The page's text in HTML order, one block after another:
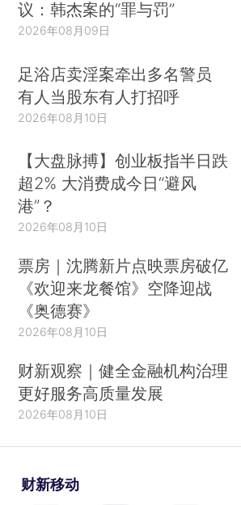
议：韩杰案的“罪与罚”
2026年08月09日
足浴店卖淫案牵出多名警员
有人当股东有人打招呼
2026年08月10日
【大盘脉搏】创业板指半日跌
超2% 大消费成今日“避风
港”？
2026年08月10日
票房｜沈腾新片点映票房破亿
《欢迎来龙餐馆》空降迎战
《奥德赛》
2026年08月10日
财新观察｜健全金融机构治理
更好服务高质量发展
2026年08月10日
财新移动